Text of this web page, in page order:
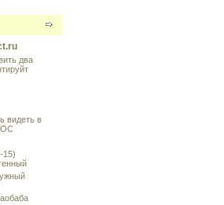
два
видеть в
15)